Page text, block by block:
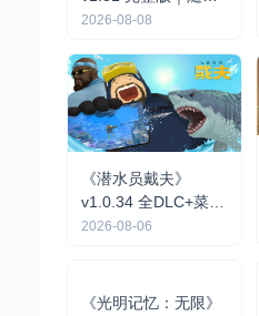
生成公路旅行RPG手
2026-08-08
《潜水员戴夫》
v1.0.34 全DLC+菜单
| 像素风海洋探索经
2026-08-06